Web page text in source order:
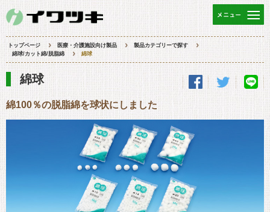
トップページ 医療・介護施設向け製品
製品カテゴリーで探す
綿球/カット綿/脱脂綿
綿球
綿球
綿100％の脱脂綿を球状にしました